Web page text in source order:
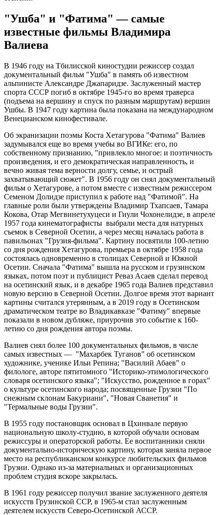
"Ушба" и "Фатима" — самые
известные фильмы Владимира
Валиева
В 1946 году на Тбилисской киностудии режиссер создал
документальный фильм "Ушба" в память об известном
альпинисте Александре Джапаридзе. Заслуженный мастер
спорта СССР погиб в октябре 1945-го во время траверса
(подъема на вершину и спуск по разным маршрутам) вершин
Ушбы. В 1947 году картина была показана на международном
Венецианском кинофестивале.
Об экранизации поэмы Коста Хетагурова "Фатима" Валиев
задумывался еще во время учебы во ВГИКе: его, по
собственному признанию, "привлекло многое: и поэтичность
произведения, и его демократическая направленность, и
вечно живая тема верности долгу, семье, и острый
захватывающий сюжет". В 1956 году он снял документальный
фильм о Хетагурове, а потом вместе с известным режиссером
Семеном Долидзе приступил к работе над "Фатимой". На
главные роли были утверждены Владимир Тхапсаев, Тамара
Кокова, Отар Мегвинетухуцеси и Гиули Чохонелидзе, в апреле
1957 года кинематографисты выбрали места для натурных
съемок в Северной Осетии, а через месяц началась работа в
павильонах "Грузия-фильма". Картину посвятили 100-летию
со дня рождения Хетагурова, премьера в октябре 1958 года
состоялась одновременно в столицах Северной и Южной
Осетии. Сначала "Фатима" вышла на русском и грузинском
языках, потом поэт и публицист Реваз Асаев сделал перевод
на осетинский язык, и в декабре 1965 года Валиев представил
новую версию в Северной Осетии. Долгое время этот вариант
картины считался утерянным, а в 2019 году в Осетинском
драматическом театре во Владикавказе "Фатиму" впервые
показали в новом дубляже, приурочив это событие к 160-
летию со дня рождения автора поэмы.
Валиев снял более 100 документальных фильмов, в числе
самых известных — "Махарбек Туганов" об осетинском
художнике, ученике Ильи Репина; "Василий Абаев" о
филологе, авторе пятитомного "Историко-этимологического
словаря осетинского языка"; "Искусство, рожденное в горах"
о культуре осетинского народа; посвященные Грузии "По
снежным склонам Бакуриани", "Новая Сванетия" и
"Термальные воды Грузии".
В 1955 году постановщик основал в Цхинвале первую
национальную школу-студию, в которой обучали основам
режиссуры и операторской работы. Ее воспитанники сняли
документально-историческую картину, которая заняла первое
место на республиканском конкурсе любительских фильмов
Грузии. Однако из-за материальных и организационных
проблем студия вскоре закрылась.
В 1961 году режиссер получил звание заслуженного деятеля
искусств Грузинской ССР, в 1965-м стал заслуженным
деятелем искусств Северо-Осетинской АССР.